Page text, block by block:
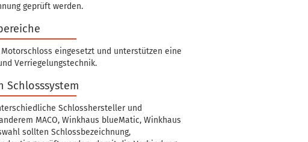
geprüft werden.
eingesetzt und unterstützen eine
Verriegelungstechnik.
Schlosssystem
Schlosshersteller und
MACO, Winkhaus blueMatic, Winkhaus
sollten Schlossbezeichnung,